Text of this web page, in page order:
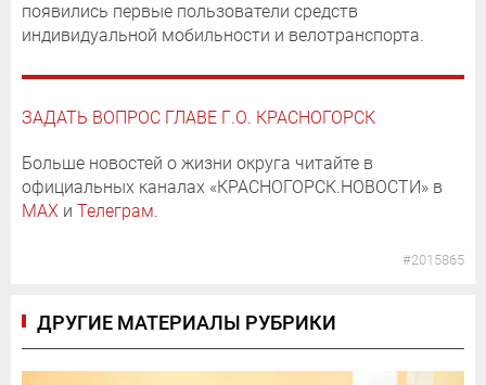
появились первые пользователи средств
индивидуальной мобильности и велотранспорта.
ЗАДАТЬ ВОПРОС ГЛАВЕ Г.О. КРАСНОГОРСК
Больше новостей о жизни округа читайте в
официальных каналах «КРАСНОГОРСК.НОВОСТИ» в
MAX и Телеграм.
#2015865
ДРУГИЕ МАТЕРИАЛЫ РУБРИКИ